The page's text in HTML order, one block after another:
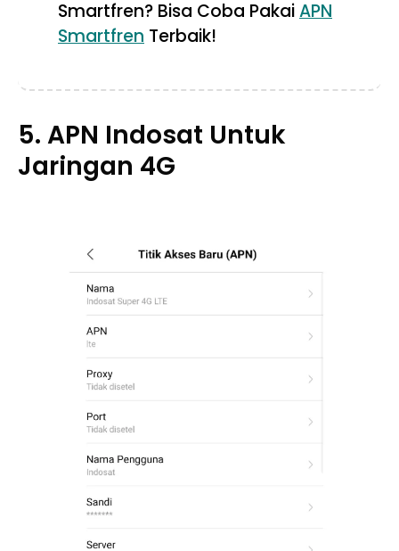
Smartfren? Bisa Coba PakaiAPN
Smartfren Terbaik!
5. APN Indosat Untuk
Jaringan 4G